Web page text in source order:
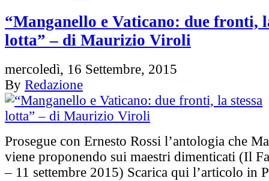
“Manganello e Vaticano: due fronti,
lotta” – di Maurizio Viroli
mercoledì, 16 Settembre, 2015
By Redazione
Prosegue con Ernesto Rossi l’antologia che
viene proponendo sui maestri dimenticati (Il
– 11 settembre 2015) Scarica qui l’articolo in